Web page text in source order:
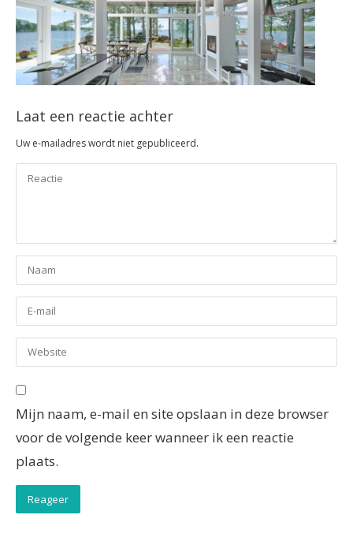
Laat een reactie achter
Uw e-mailadres wordt niet gepubliceerd.
Mijn naam, e-mail en site opslaan in deze browser
voor de volgende keer wanneer ik een reactie
plaats.